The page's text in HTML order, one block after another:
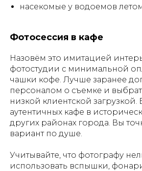
насекомые у водоемов
Фотосессия в кафе
Назовём это имитацией
фотостудии с минимальной
чашки кофе. Лучше заранее
персоналом о съемке и
низкой клиентской загрузкой.
аутентичных кафе в
других районах города. Вы
вариант по душе.
Учитывайте, что фотографу
использовать вспышки,